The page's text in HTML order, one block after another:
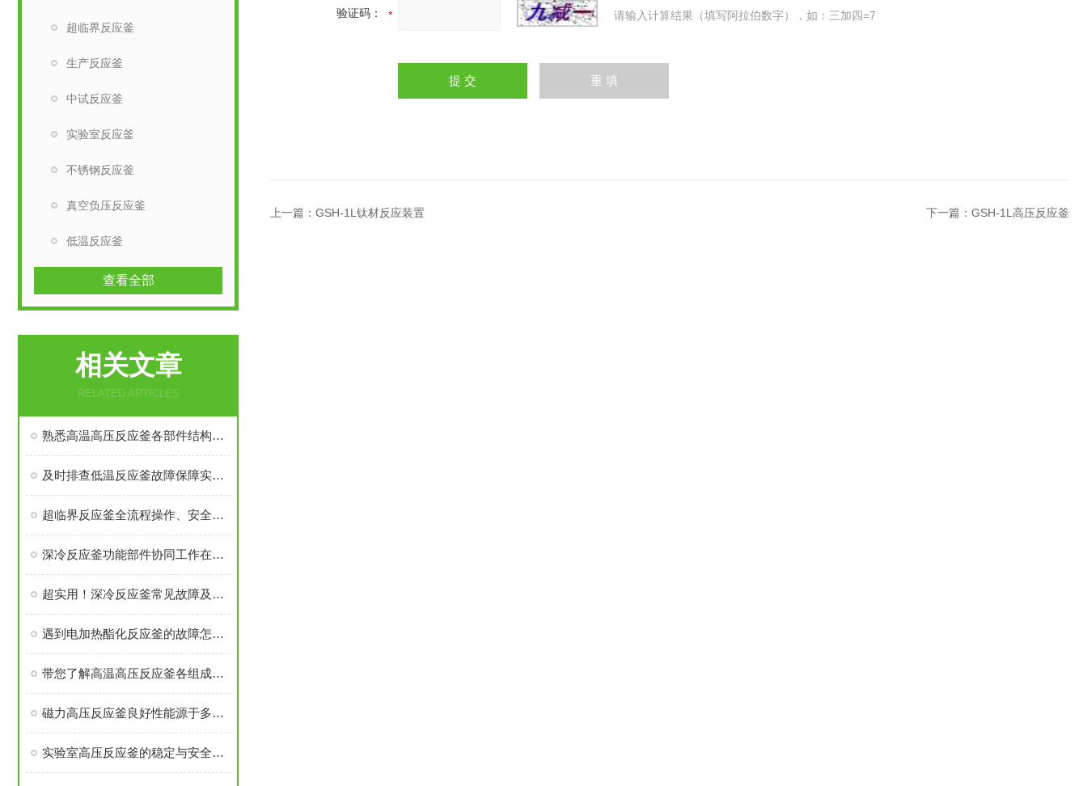
超临界反应釜
生产反应釜
中试反应釜
实验室反应釜
不锈钢反应釜
真空负压反应釜
低温反应釜
查看全部
相关文章
RELATED ARTICLES
熟悉高温高压反应釜各部件结构与作用保障实验过程安全稳定
及时排查低温反应釜故障保障实验与生产工序稳定开展
超临界反应釜全流程操作、安全管控与日常维护要求
深冷反应釜功能部件协同工作在低温度下维持反应体系的稳定性
超实用！深冷反应釜常见故障及解决办法大汇总
遇到电加热酯化反应釜的故障怎么办
带您了解高温高压反应釜各组成部件的功能特点
磁力高压反应釜良好性能源于多个高可靠性功能模块的精密集成
实验室高压反应釜的稳定与安全源于多个核心部件的科学设计
验证码： 请输入计算结果（填写阿拉伯数字），如：三加四=7
上一篇： GSH-1L钛材反应装置 下一篇： GSH-1L高压反应釜